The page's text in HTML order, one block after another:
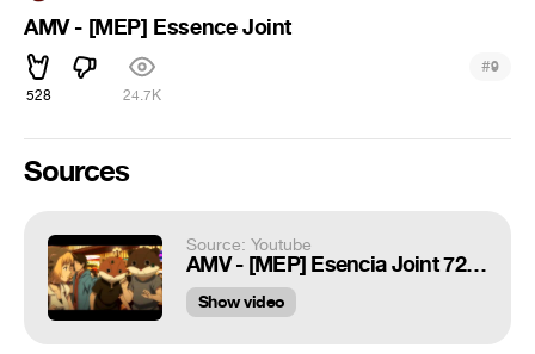
AMV - [MEP] Essence Joint
528 24.7K
#9
Sources
Source: Youtube
AMV - [MEP] Esencia Joint 720p
Show video